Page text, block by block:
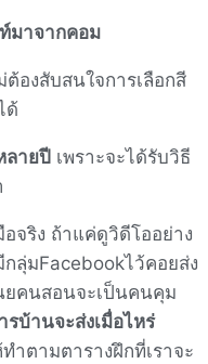
มาจากคอม
องสับสนใจการเลือกสี
ด้
ลายปี เพราะจะได้รับวิธี
จริง ถ้าแค่ดูวิดีโออย่าง
ลุ่มFacebookไว้คอยส่ง
ยคนสอนจะเป็นคนคุม
รบ้านจะส่งเมื่อไหร่
ำตามตารางฝึกที่เราจะ